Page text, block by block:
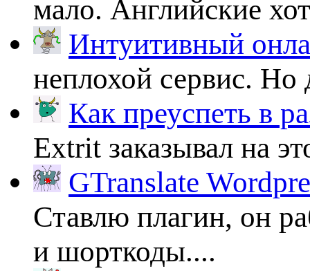
мало. Английские
Интуитивный
неплохой сервис.
Как преуспеть в
Extrit заказывал на
GTranslate
Ставлю плагин, он
и шорткоды....